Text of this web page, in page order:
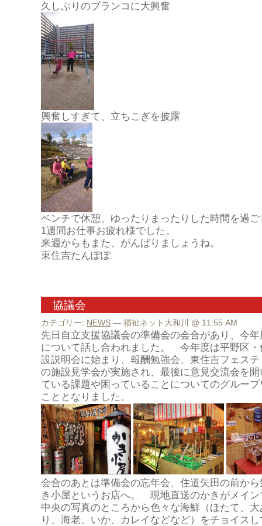
久しぶりのブランコに大興奮
興奮しすぎて、立ちこぎを披露
ベンチで休憩、ゆったりまったりした時間を過
1週間お仕事お疲れ様でした。
来週からもまた、がんばりましょうね。
東住吉たんぽぽ
協議会
カテゴリー: NEWS — 福祉ネット大和川 @ 11:55 AM
先日自立支援協議会の準備会の会合があり、今
について話し合われました。 今年度は平野区・
設説明会に始まり、報酬勉強会、東住吉フェス
の施設見学会が実施され、最後に意見交流会を
ている課題や困っていることについてのグルー
こととなりました。
会合のあとは準備会の忘年会、住道矢田の前か
き小屋というお店へ。 現地直送のかきがメイン
中央の写真のところから色々な海鮮（ほたて、
り、海老、いか、カレイなどなど）をチョイス